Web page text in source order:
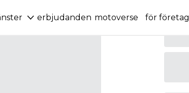
erbjudanden motoverse för företag